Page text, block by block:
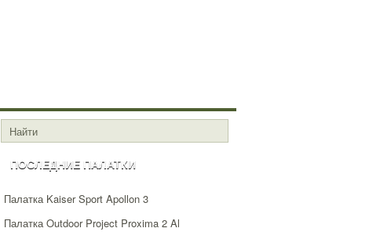
ПОСЛЕДНИЕ ПАЛАТКИ
Палатка Kaiser Sport Apollon 3
Палатка Outdoor Project Proxima 2 Al